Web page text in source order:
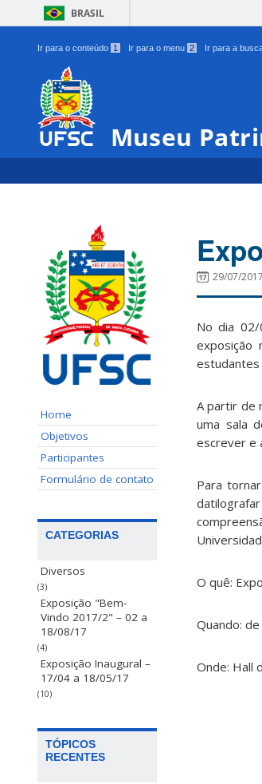
BRASIL
Ir para o conteúdo 1 Ir para o menu 2 Ir para a
Museu
Home
Objetivos
Participantes
Formulário de contato
CATEGORIAS
Diversos
(3)
Exposição "Bem-
Vindo 2017/2" – 02 a
18/08/17
(4)
Exposição Inaugural –
17/04 a 18/05/17
(10)
TÓPICOS
RECENTES
29/07/
No dia 02/
exposição
estudantes
A partir de
uma sala
escrever e
Para
O quê:
Quando:
Onde: Hall